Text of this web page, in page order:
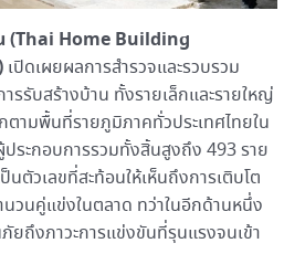
(Thai Home Building
เปิดเผยผลการสำรวจและรวบรวม
รรับสร้างบ้าน ทั้งรายเล็กและรายใหญ่
ามพื้นที่รายภูมิภาคทั่วประเทศไทยใน
ระกอบการรวมทั้งสิ้นสูงถึง 493 ราย
นตัวเลขที่สะท้อนให้เห็นถึงการเติบโต
นวนคู่แข่งในตลาด ทว่าในอีกด้านหนึ่ง
ถึงภาวะการแข่งขันที่รุนแรงจนเข้า